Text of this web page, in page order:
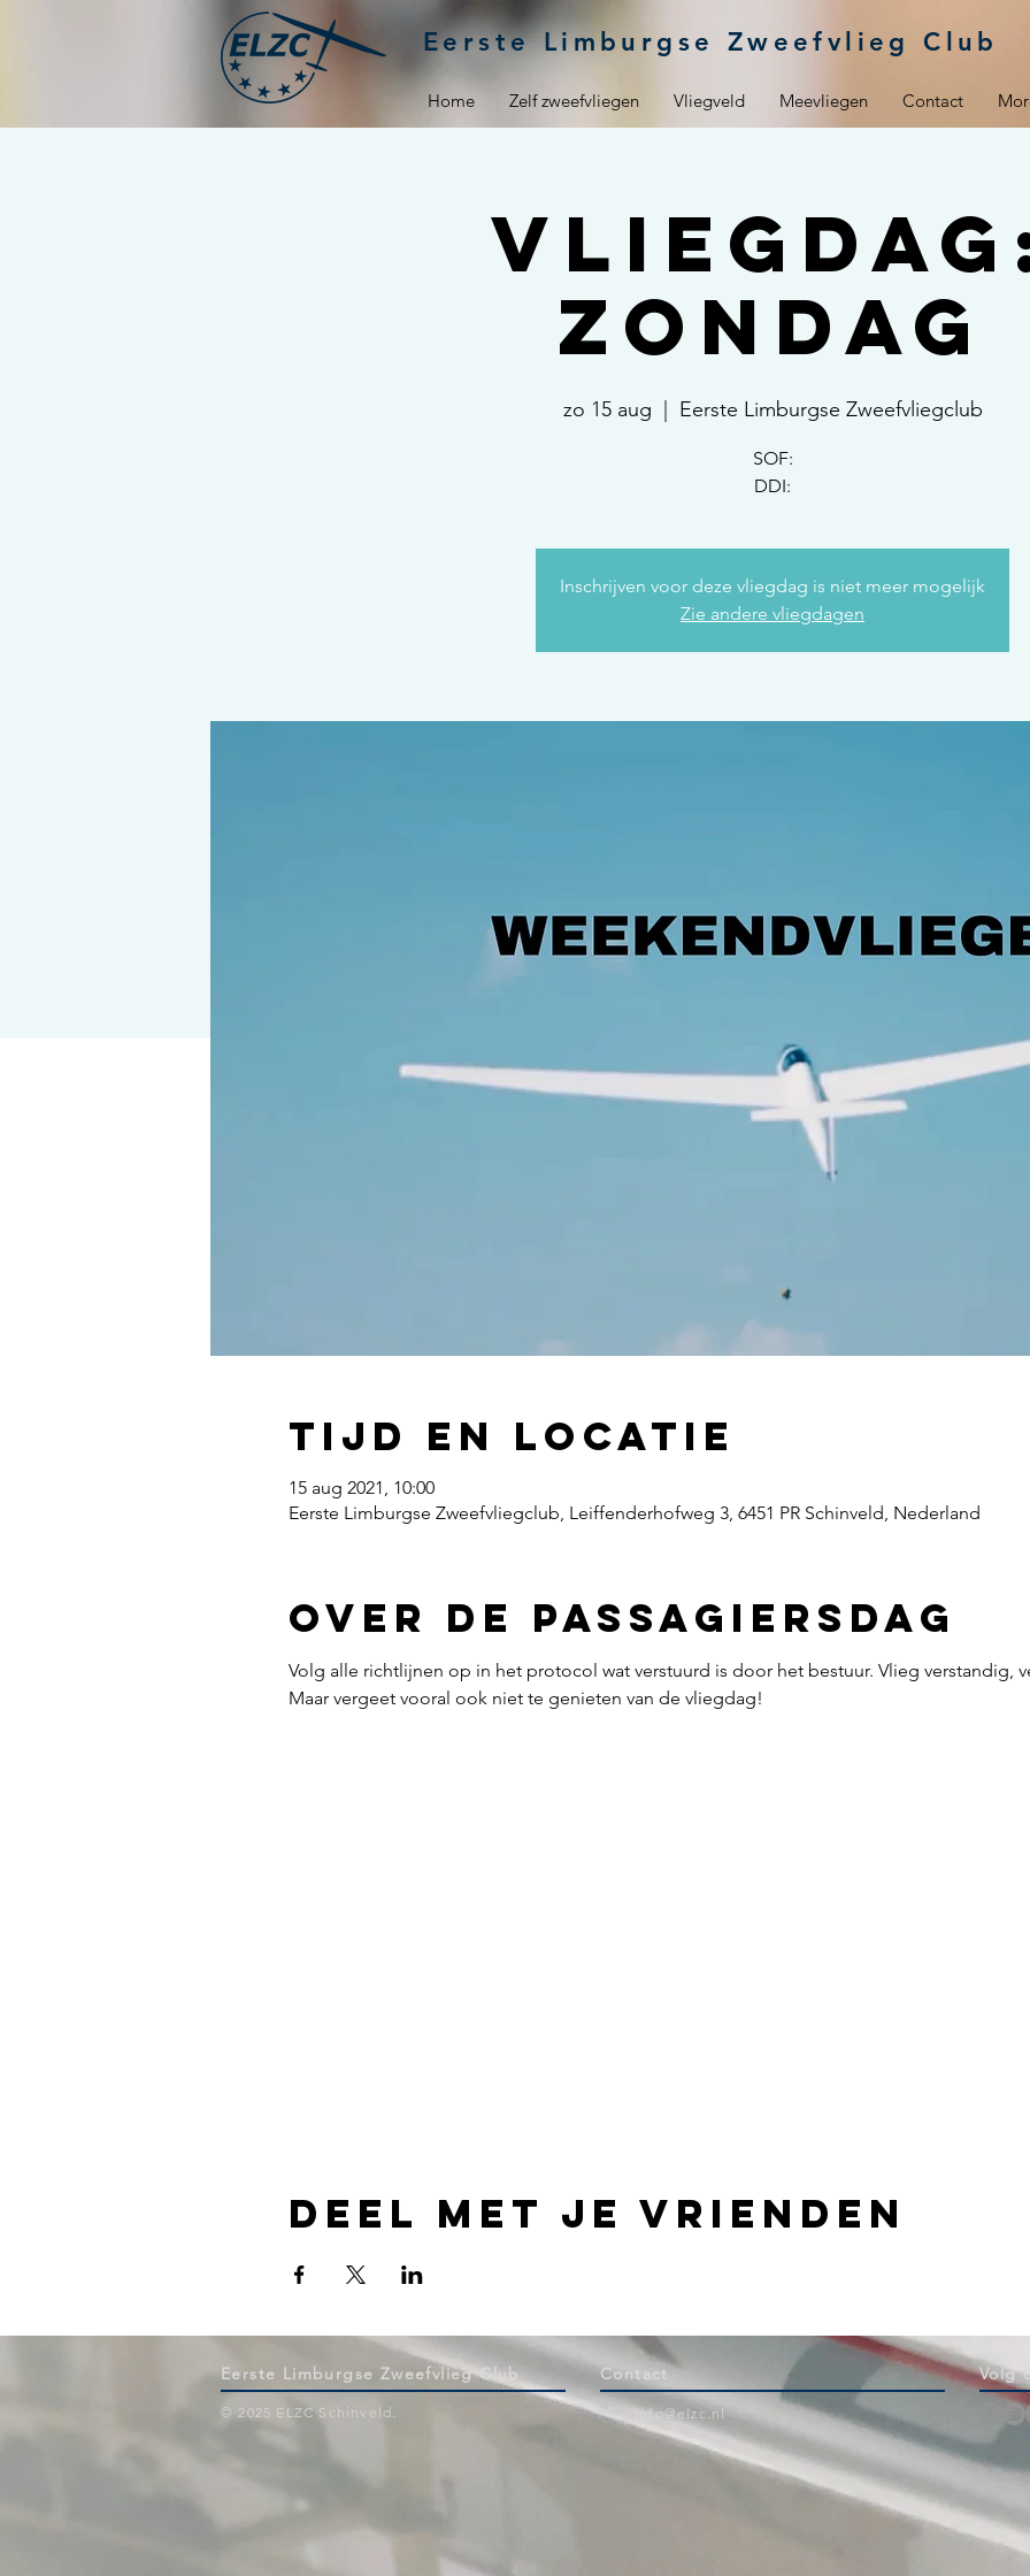
Eerste Limburgse Zweefvlieg Club
Home Zelf zweefvliegen Vliegveld Meevliegen Contact
zondag
zo 15 aug Eerste Limburgse Zweefvliegclub
SOF:
DDI:
Inschrijven voor deze vliegdag is niet meer mogelijk
Zie andere vliegdagen
Tijd en locatie
15 aug 2021, 10:00
Eerste Limburgse Zweefvliegclub, Leiffenderhofweg 3, 6451 PR Schinveld, Nederland
Over de passagiersdag
Volg alle richtlijnen op in het protocol wat verstuurd is door het bestuur. Vlieg verstandig,
Maar vergeet vooral ook niet te genieten van de vliegdag!
Deel met je vrienden
Eerste Limburgse Zweefvlieg Club
© 2025 ELZC Schinveld.
Contact
info@elzc.nl
Volg